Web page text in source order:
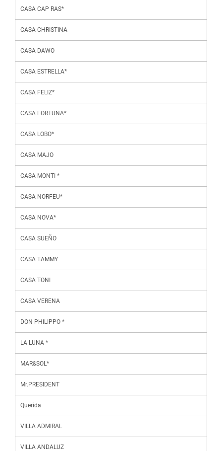
CASA CAP RAS*
CASA CHRISTINA
CASA DAWO
CASA ESTRELLA*
CASA FELIZ*
CASA FORTUNA*
CASA LOBO*
CASA MAJO
CASA MONTI *
CASA NORFEU*
CASA NOVA*
CASA SUEÑO
CASA TAMMY
CASA TONI
CASA VERENA
DON PHILIPPO *
LA LUNA *
MAR&SOL*
Mr.PRESIDENT
Querida
VILLA ADMIRAL
VILLA ANDALUZ